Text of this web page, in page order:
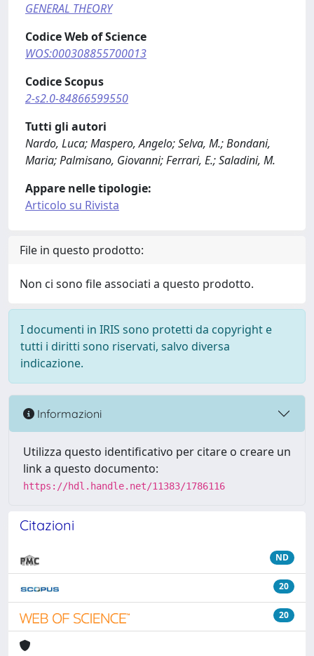
GENERAL THEORY
Codice Web of Science
WOS:000308855700013
Codice Scopus
2-s2.0-84866599550
Tutti gli autori
Nardo, Luca; Maspero, Angelo; Selva, M.; Bondani,
Maria; Palmisano, Giovanni; Ferrari, E.; Saladini, M.
Appare nelle tipologie:
Articolo su Rivista
File in questo prodotto:
Non ci sono file associati a questo prodotto.
I documenti in IRIS sono protetti da copyright e
tutti i diritti sono riservati, salvo diversa
indicazione.
Informazioni
Utilizza questo identificativo per citare o creare un
link a questo documento:
https://hdl.handle.net/11383/1786116
Citazioni
ND
20
20